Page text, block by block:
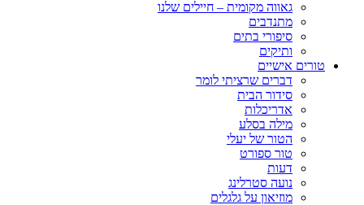
גאווה מקומית – חיילים שלנו
מתנדבים
סיפורי בתים
ותיקים
טורים אישיים
דברים שרציתי לומר
סידור הבית
אדריכלות
מילה בסלע
הטור של יעלי
טור ספורט
דעות
נועה סטרלינג
מוזיאון על גלגלים